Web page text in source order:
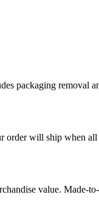
packaging removal
will ship when
value. Made-